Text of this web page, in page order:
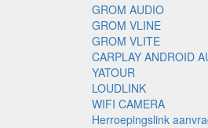
GROM AUDIO
GROM VLINE
GROM VLITE
CARPLAY ANDROID
YATOUR
LOUDLINK
WIFI CAMERA
Herroepingslink